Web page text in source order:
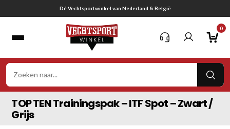
naar
Gratis verzending vanaf € 75,-
0
TOP TEN Trainingspak – ITF Spot – Zwart /
Grijs